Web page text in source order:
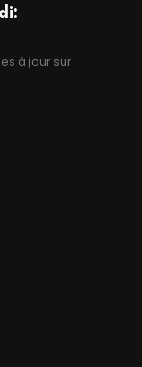
à jour sur